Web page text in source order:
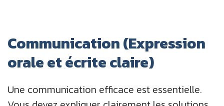
Communication (Expression
orale et écrite claire)
Une communication efficace est essentielle.